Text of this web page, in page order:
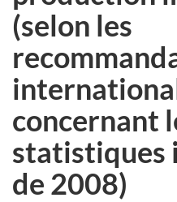
(selon les
concernant
statistiques
de 2008)